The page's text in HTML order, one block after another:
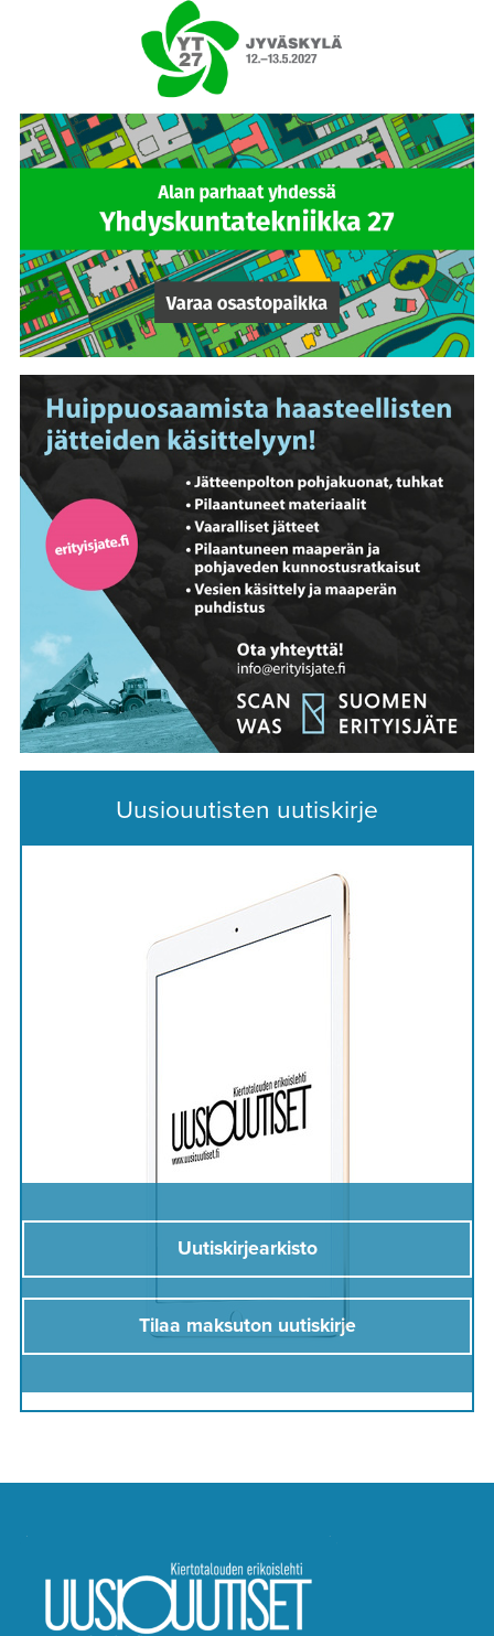
Uusiouutisten uutiskirje
Uutiskirjearkisto
Tilaa maksuton uutiskirje